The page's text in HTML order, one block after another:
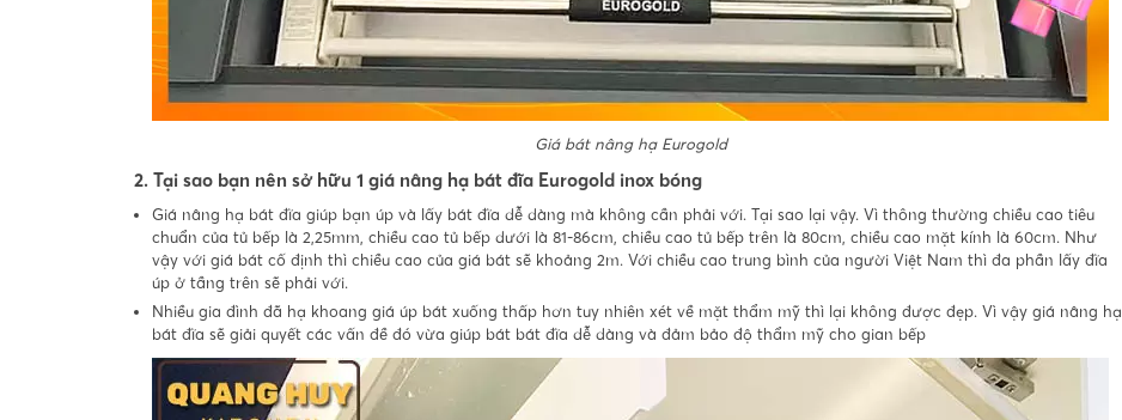
Giá bát nâng hạ Eurogold
2. Tại sao bạn nên sở hữu 1 giá nâng hạ bát đĩa Eurogold inox bóng
Giá nâng hạ bát đĩa giúp bạn úp và lấy bát đĩa dễ dàng mà không cần phải với. Tại sao lại vậy. Vì thông thường chiều cao tiêu
chuẩn của tủ bếp là 2,25mm, chiều cao tủ bếp dưới là 81-86cm, chiều cao tủ bếp trên là 80cm, chiều cao mặt kính là 60cm. Như
vậy với giá bát cố định thì chiều cao của giá bát sẽ khoảng 2m. Với chiều cao trung bình của người Việt Nam thì đa phần lấy đĩa
úp ở tầng trên sẽ phải với.
Nhiều gia đình đã hạ khoang giá úp bát xuống thấp hơn tuy nhiên xét về mặt thẩm mỹ thì lại không được đẹp. Vì vậy giá nâng hạ
bát đĩa sẽ giải quyết các vấn đề đó vừa giúp bát bát đĩa dễ dàng và đảm bảo độ thẩm mỹ cho gian bếp